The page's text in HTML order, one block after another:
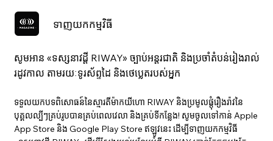
ទាញយកកម្មវិធី
សូមអាន «ទស្សនាវ​ដ្ដី RIWAY» ច្បាប់អន្តរជាតិ និងប្រចាំតំបន់រៀងរាល់
រដូវកាល តាមរយៈទូរស័ព្ទដៃ និងថេប្លេតរបស់អ្នក
ទទួលយកបទពិសោធន៍នៃស្មារតីម៉ាកយីហោ RIWAY និងប្រមូលផ្តុំរឿងរ៉ាវនៃ
បុគ្គលល្បីៗគ្រប់រូបបានគ្រប់ពេលវេលា និងគ្រប់ទីកន្លែង! សូមចូលទៅកាន់ Apple
App Store និង Google Play Store ឥឡូវនេះ ដើម្បីទាញយកកម្មវិធី